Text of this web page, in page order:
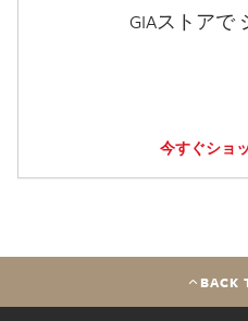
GIAストアで
今すぐショ
BACK